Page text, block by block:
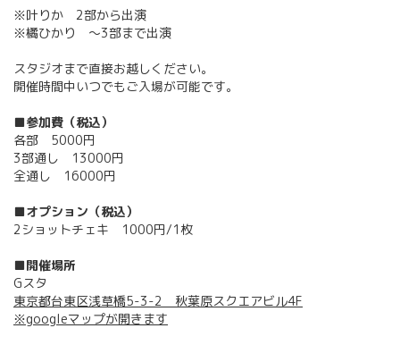
※叶りか 2部から出演
※橘ひかり ～3部まで出演
スタジオまで直接お越しください。
開催時間中いつでもご入場が可能です。
■参加費（税込）
各部 5000円
3部通し 13000円
全通し 16000円
■オプション（税込）
2ショットチェキ 1000円/1枚
■開催場所
Gスタ
東京都台東区浅草橋5-3-2 秋葉原スクエアビル4F
※googleマップが開きます